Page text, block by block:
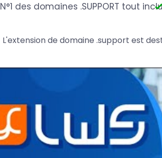
N°1 des domaines .SUPPORT tout
L'extension de domaine .support est